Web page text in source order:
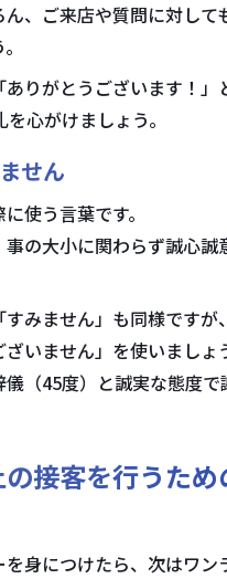
、ご来店や質問に対して
りがとうございます！」
心がけましょう。
せん
使う言葉です。
の大小に関わらず誠心誠
すみません」も同様ですが
いません」を使いましょ
（45度）と誠実な態度で
接客を行うため
身につけたら、次はワン